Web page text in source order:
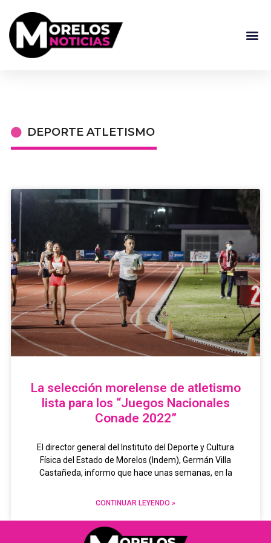
DEPORTE ATLETISMO
La selección morelense de atletismo
lista para los “Juegos Nacionales
Conade 2022”
El director general del Instituto del Deporte y Cultura
Física del Estado de Morelos (Indem), Germán Villa
Castañeda, informo que hace unas semanas, en la
CONTINUAR LEYENDO »